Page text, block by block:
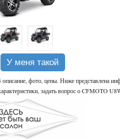
У меня такой
фото, цены. Ниже представлена
задать вопрос о CFMOTO